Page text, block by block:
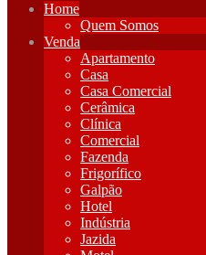
Home
Quem Somos
Venda
Apartamento
Casa
Casa Comercial
Cerâmica
Clínica
Comercial
Fazenda
Frigorífico
Galpão
Hotel
Indústria
Jazida